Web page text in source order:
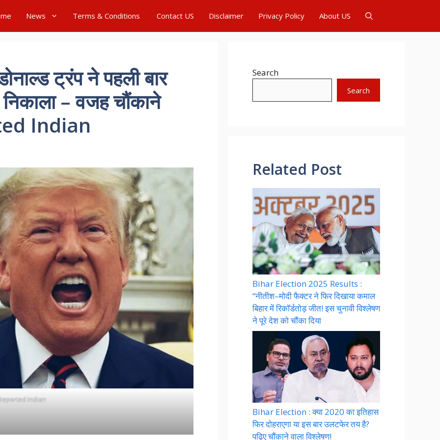
News Terms & Conditions Contact US Disclaimer Privacy Policy About US
ट्रंप ने पहली बार
– वजह चौंकाने
Indian
Indian
Search
Search
Related Post
Bihar Election 2025 Results :
“नीतीश–मोदी फैक्टर ने फिर दिखाया कमाल
बिहार में रिकॉर्डतोड़ जीत! इस चुनावी विश्लेषण
ने पूरे देश को चौंका दिया
Bihar Election : क्या 2020 का इतिहास
फिर दोहराएगा या इस बार उलटफेर तय है?
पढ़िए चौंकाने वाला विश्लेषण!